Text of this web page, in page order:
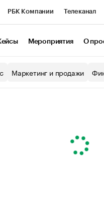
РБК Компании Телеканал
Экономика Бизнес
Мероприятия О
Маркетинг и продажи